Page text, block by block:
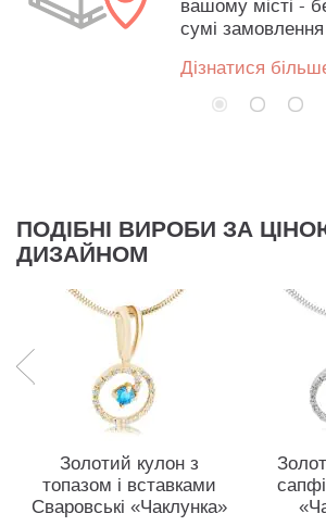
вашому місті -
сумі замовлення
Дізнатися
ПОДІБНІ ВИРОБИ ЗА
ДИЗАЙНОМ
Золотий кулон з
топазом і вставками
Сваровські «Чаклунка»